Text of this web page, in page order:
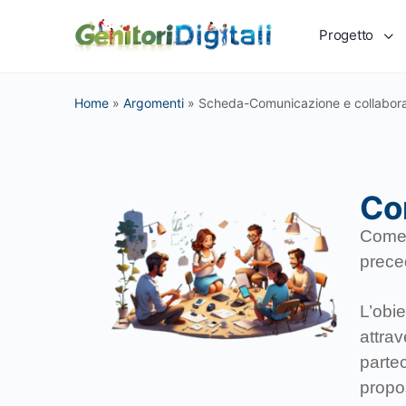
Progetto
Home » Argomenti » Scheda-Comunicazione e